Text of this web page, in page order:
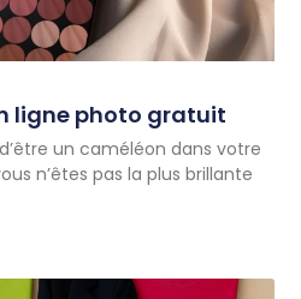
ligne photo gratuit
un caméléon dans votre
n’êtes pas la plus brillante